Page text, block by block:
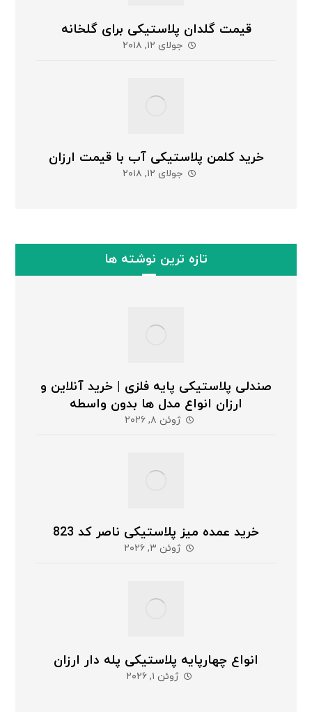
قیمت گلدان پلاستیکی برای گلخانه
جولای ۱۲, ۲۰۱۸
خرید کلمن پلاستیکی آب با قیمت ارزان
جولای ۱۲, ۲۰۱۸
تازه ترین نوشته ها
صندلی پلاستیکی پایه فلزی | خرید آنلاین و
ارزان انواع مدل ها بدون واسطه
ژوئن ۸, ۲۰۲۶
خرید عمده میز پلاستیکی ناصر کد 823
ژوئن ۳, ۲۰۲۶
انواع چهارپایه پلاستیکی پله دار ارزان
ژوئن ۱, ۲۰۲۶